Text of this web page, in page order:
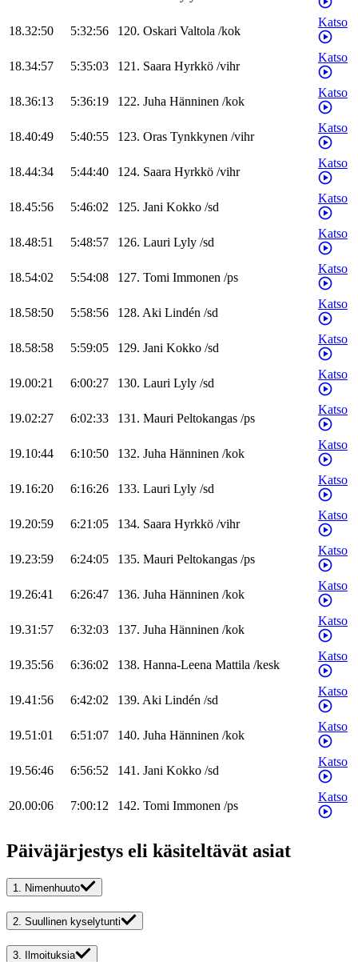
18.32:50 5:32:56 120. Oskari Valtola /kok
Katso
18.34:57 5:35:03 121. Saara Hyrkkö /vihr
Katso
18.36:13 5:36:19 122. Juha Hänninen /kok
Katso
18.40:49 5:40:55 123. Oras Tynkkynen /vihr
Katso
18.44:34 5:44:40 124. Saara Hyrkkö /vihr
Katso
18.45:56 5:46:02 125. Jani Kokko /sd
Katso
18.48:51 5:48:57 126. Lauri Lyly /sd
Katso
18.54:02 5:54:08 127. Tomi Immonen /ps
Katso
18.58:50 5:58:56 128. Aki Lindén /sd
Katso
18.58:58 5:59:05 129. Jani Kokko /sd
Katso
19.00:21 6:00:27 130. Lauri Lyly /sd
Katso
19.02:27 6:02:33 131. Mauri Peltokangas /ps
Katso
19.10:44 6:10:50 132. Juha Hänninen /kok
Katso
19.16:20 6:16:26 133. Lauri Lyly /sd
Katso
19.20:59 6:21:05 134. Saara Hyrkkö /vihr
Katso
19.23:59 6:24:05 135. Mauri Peltokangas /ps
Katso
19.26:41 6:26:47 136. Juha Hänninen /kok
Katso
19.31:57 6:32:03 137. Juha Hänninen /kok
Katso
19.35:56 6:36:02 138. Hanna-Leena Mattila /kesk
Katso
19.41:56 6:42:02 139. Aki Lindén /sd
Katso
19.51:01 6:51:07 140. Juha Hänninen /kok
Katso
19.56:46 6:56:52 141. Jani Kokko /sd
Katso
20.00:06 7:00:12 142. Tomi Immonen /ps
Katso
Päiväjärjestys eli käsiteltävät asiat
1. Nimenhuuto
2. Suullinen kyselytunti
3. Ilmoituksia